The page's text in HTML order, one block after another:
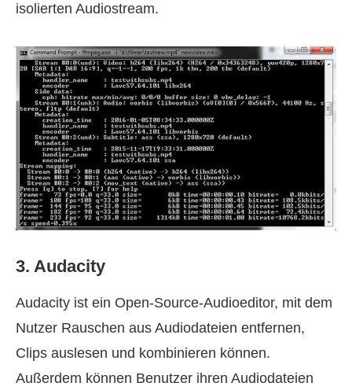
isolierten Audiostream.
3. Audacity
Audacity ist ein Open‑Source‑Audioeditor, mit dem
Nutzer Rauschen aus Audiodateien entfernen,
Clips auslesen und kombinieren können.
Außerdem können Benutzer ihren Audiodateien